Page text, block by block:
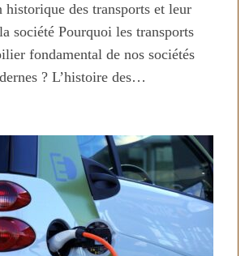
historique des transports et leur
société Pourquoi les transports
fondamental de nos sociétés
? L’histoire des…
Transporter ses repas et ses
courses quand il fait chaud